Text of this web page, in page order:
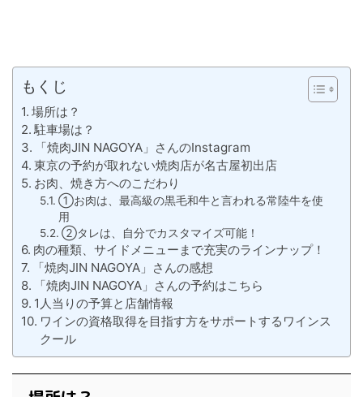
もくじ
場所は？
駐車場は？
「焼肉JIN NAGOYA」さんのInstagram
東京の予約が取れない焼肉店が名古屋初出店
お肉、焼き方へのこだわり
①お肉は、最高級の黒毛和牛と言われる常陸牛を使
用
②タレは、自分でカスタマイズ可能！
肉の種類、サイドメニューまで充実のラインナップ！
「焼肉JIN NAGOYA」さんの感想
「焼肉JIN NAGOYA」さんの予約はこちら
1人当りの予算と店舗情報
ワインの資格取得を目指す方をサポートするワインス
クール